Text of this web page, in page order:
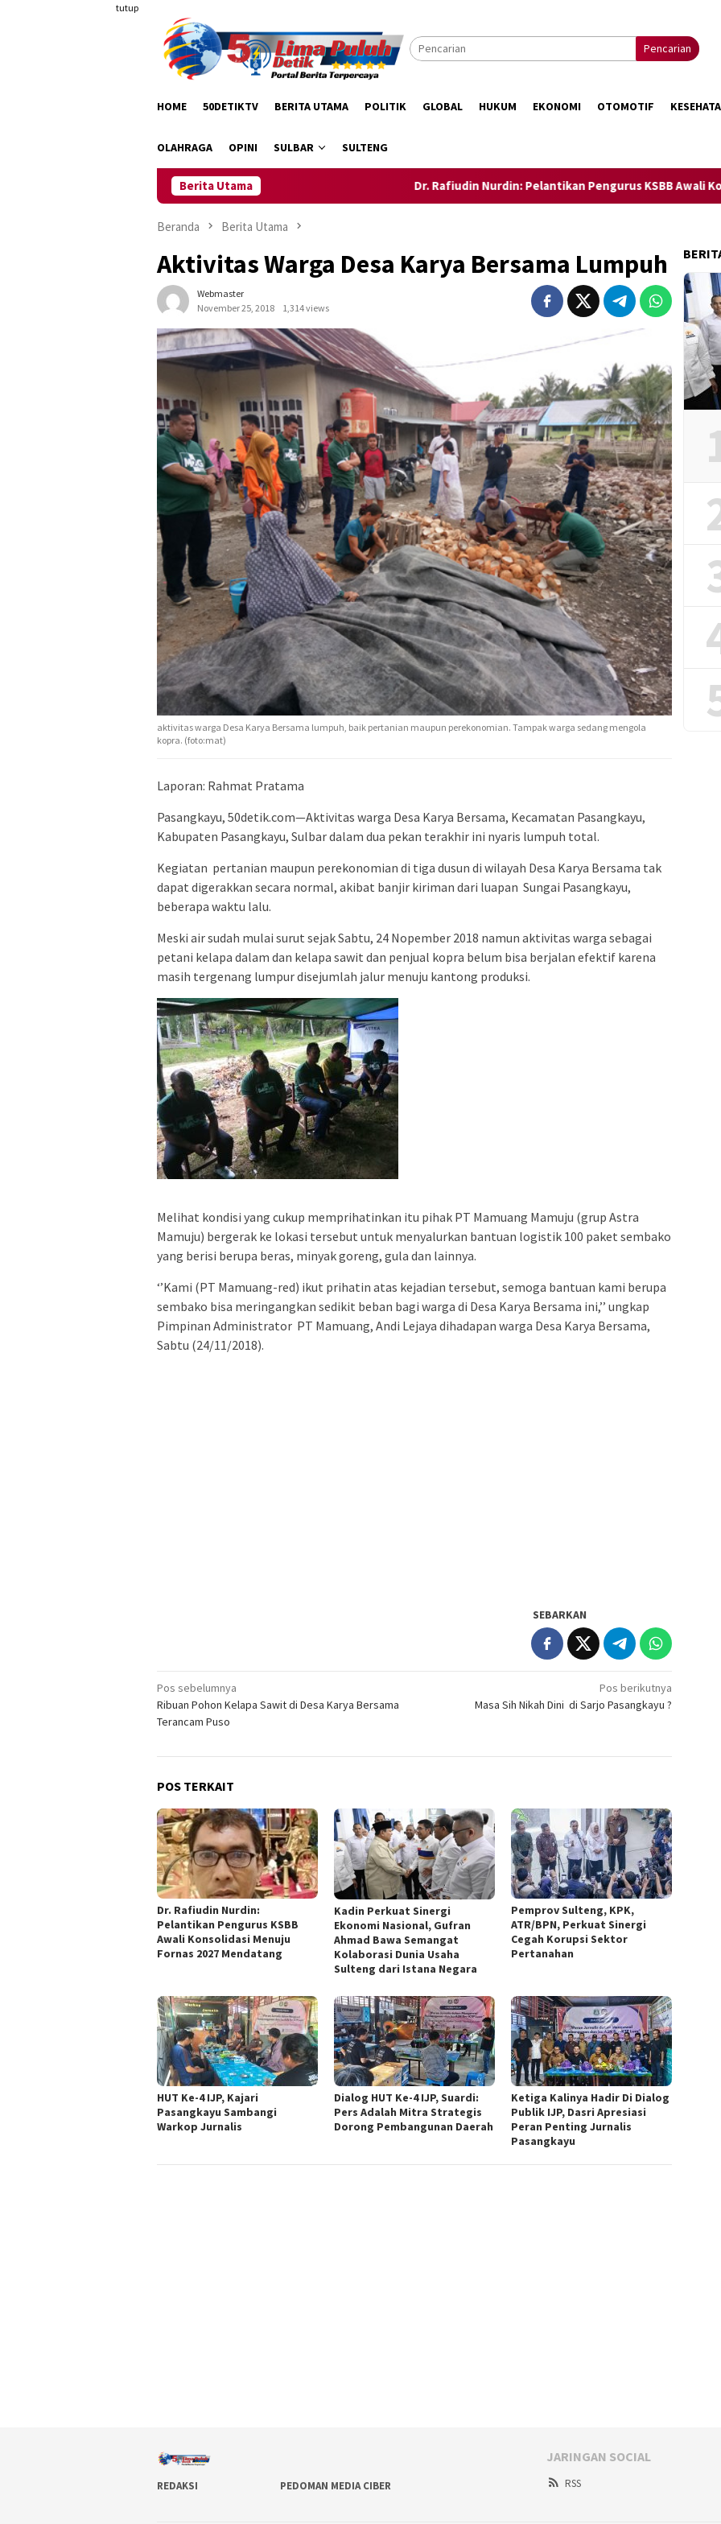
tutup
Pencarian
HOME 50DETIKTV BERITA UTAMA POLITIK GLOBAL HUKUM EKONOMI OTOMOTIF
OLAHRAGA OPINI SULBAR SULTENG
Berita Utama Dr. Rafiudin Nurdin: Pelantikan Pengurus KSBB Awali Konsolidasi
Beranda Berita Utama
Aktivitas Warga Desa Karya Bersama Lumpuh
Webmaster
November 25, 2018
1,314 views
aktivitas warga Desa Karya Bersama lumpuh, baik pertanian maupun perekonomian. Tampak warga sedang mengola
kopra. (foto:mat)
Laporan: Rahmat Pratama
Pasangkayu, 50detik.com—Aktivitas warga Desa Karya Bersama, Kecamatan Pasangkayu,
Kabupaten Pasangkayu, Sulbar dalam dua pekan terakhir ini nyaris lumpuh total.
Kegiatan pertanian maupun perekonomian di tiga dusun di wilayah Desa Karya Bersama tak
dapat digerakkan secara normal, akibat banjir kiriman dari luapan Sungai Pasangkayu,
beberapa waktu lalu.
Meski air sudah mulai surut sejak Sabtu, 24 Nopember 2018 namun aktivitas warga sebagai
petani kelapa dalam dan kelapa sawit dan penjual kopra belum bisa berjalan efektif karena
masih tergenang lumpur disejumlah jalur menuju kantong produksi.
Melihat kondisi yang cukup memprihatinkan itu pihak PT Mamuang Mamuju (grup Astra
Mamuju) bergerak ke lokasi tersebut untuk menyalurkan bantuan logistik 100 paket sembako
yang berisi berupa beras, minyak goreng, gula dan lainnya.
‘’Kami (PT Mamuang-red) ikut prihatin atas kejadian tersebut, semoga bantuan kami berupa
sembako bisa meringangkan sedikit beban bagi warga di Desa Karya Bersama ini,’’ ungkap
Pimpinan Administrator PT Mamuang, Andi Lejaya dihadapan warga Desa Karya Bersama,
Sabtu (24/11/2018).
SEBARKAN
Navigasi
pos
Pos sebelumnya
Ribuan Pohon Kelapa Sawit di Desa Karya Bersama
Terancam Puso
Pos berikutnya
Masa Sih Nikah Dini di Sarjo Pasangkayu ?
POS TERKAIT
Dr. Rafiudin Nurdin:
Pelantikan Pengurus KSBB
Awali Konsolidasi Menuju
Fornas 2027 Mendatang
Kadin Perkuat Sinergi
Ekonomi Nasional, Gufran
Ahmad Bawa Semangat
Kolaborasi Dunia Usaha
Sulteng dari Istana Negara
Pemprov Sulteng, KPK,
ATR/BPN, Perkuat Sinergi
Cegah Korupsi Sektor
Pertanahan
HUT Ke-4 IJP, Kajari
Pasangkayu Sambangi
Warkop Jurnalis
Dialog HUT Ke-4 IJP, Suardi:
Pers Adalah Mitra Strategis
Dorong Pembangunan Daerah
Ketiga Kalinya Hadir Di Dialog
Publik IJP, Dasri Apresiasi
Peran Penting Jurnalis
Pasangkayu
REDAKSI PEDOMAN MEDIA CIBER
JARINGAN SOCIAL
RSS